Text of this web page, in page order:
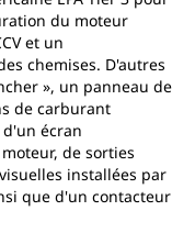
du moteur
et un
chemises. D'autres
», un panneau de
de carburant
d'un écran
de sorties
installées par
que d'un contacteur